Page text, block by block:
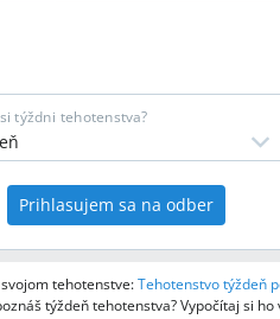
týždni tehotenstva?
Prihlasujem sa na odber
tehotenstve:Tehotenstvo týždeň
týždeň tehotenstva? Vypočítaj si ho